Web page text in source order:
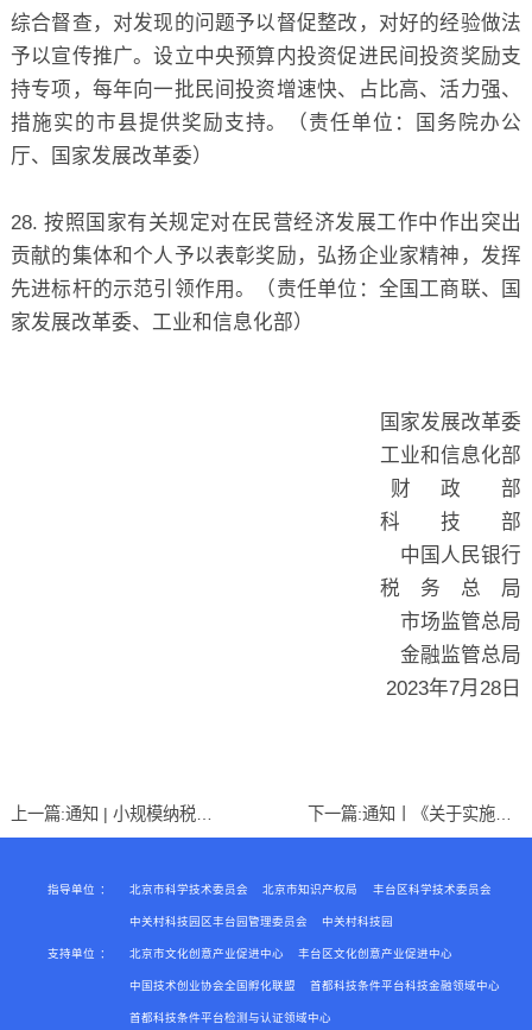
综合督查，对发现的问题予以督促整改，对好的经验做法
予以宣传推广。设立中央预算内投资促进民间投资奖励支
持专项，每年向一批民间投资增速快、占比高、活力强、
措施实的市县提供奖励支持。（责任单位：国务院办公
厅、国家发展改革委）
28. 按照国家有关规定对在民营经济发展工作中作出突出
贡献的集体和个人予以表彰奖励，弘扬企业家精神，发挥
先进标杆的示范引领作用。（责任单位：全国工商联、国
家发展改革委、工业和信息化部）
国家发展改革委
工业和信息化部
财 政 部
科 技 部
中国人民银行
税 务 总 局
市场监管总局
金融监管总局
2023年7月28日
上一篇: 下一篇: 通知丨《关于实施十大强企行动激发专精特新企业活力的若干措施》印发
指导单位 ： 北京市科学技术委员会 北京市知识产权局 丰台区科学技术委员会
中关村科技园区丰台园管理委员会 中关村科技园
支持单位 ： 北京市文化创意产业促进中心 丰台区文化创意产业促进中心
中国技术创业协会全国孵化联盟 首都科技条件平台科技金融领域中心
首都科技条件平台检测与认证领域中心